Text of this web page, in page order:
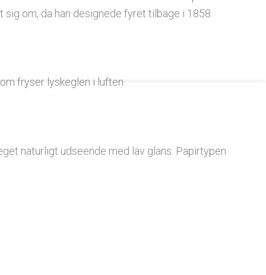
om, da han designede fyret tilbage i 1858.
fryser lyskeglen i luften.
naturligt udseende med lav glans. Papirtypen